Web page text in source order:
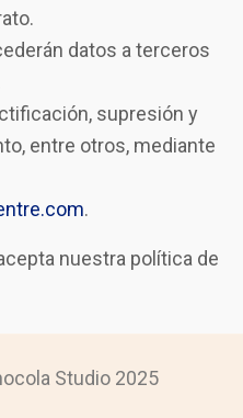
datos a terceros
supresión y
entre otros, mediante
.
nuestra política de
Studio 2025